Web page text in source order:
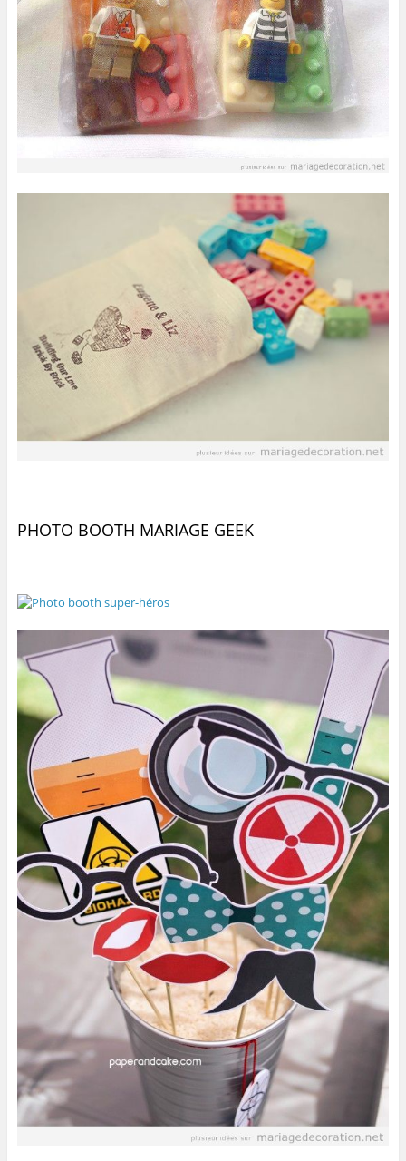
PHOTO BOOTH MARIAGE GEEK